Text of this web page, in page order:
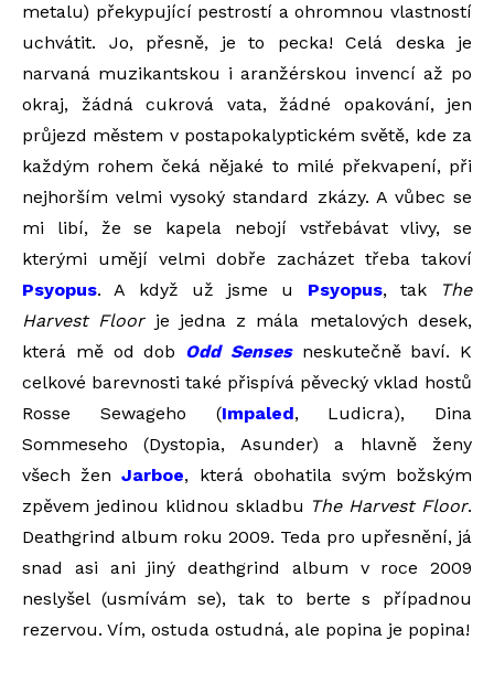
metalu) překypující pestrostí a ohromnou vlastností
uchvátit. Jo, přesně, je to pecka! Celá deska je
narvaná muzikantskou i aranžérskou invencí až po
okraj, žádná cukrová vata, žádné opakování, jen
průjezd městem v postapokalyptickém světě, kde za
každým rohem čeká nějaké to milé překvapení, při
nejhorším velmi vysoký standard zkázy. A vůbec se
mi libí, že se kapela nebojí vstřebávat vlivy, se
kterými umějí velmi dobře zacházet třeba takoví
Psyopus. A když už jsme u Psyopus, tak
The
Harvest Floorje jedna z mála metalových desek,
která mě od dob Odd Sensesneskutečně baví. K
celkové barevnosti také přispívá pěvecký vklad hostů
Rosse Sewageho (Impaled, Ludicra), Dina
Sommeseho (Dystopia, Asunder) a hlavně ženy
všech ženJarboe, která obohatila svým božským
zpěvem jedinou klidnou skladbu The Harvest Floor.
Deathgrind album roku 2009. Teda pro upřesnění, já
snad asi ani jiný deathgrind album v roce 2009
neslyšel (usmívám se), tak to berte s případnou
rezervou. Vím, ostuda ostudná, ale popina je popina!